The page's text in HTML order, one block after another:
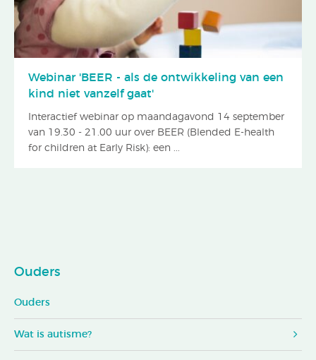
Webinar 'BEER - als de ontwikkeling van een
kind niet vanzelf gaat'
Interactief webinar op maandagavond 14 september
van 19.30 - 21.00 uur over BEER (Blended E-health
for children at Early Risk): een ...
Ouders
Ouders
Wat is autisme?